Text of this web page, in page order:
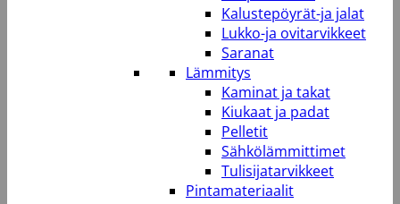
Kalustepöyrät-ja jalat
Lukko-ja ovitarvikkeet
Saranat
Lämmitys
Kaminat ja takat
Kiukaat ja padat
Pelletit
Sähkölämmittimet
Tulisijatarvikkeet
Pintamateriaalit